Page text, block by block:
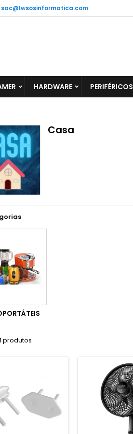
sac@lwsosinformatica.com
HARDWARE PERIFÉRICOS
Casa
produtos